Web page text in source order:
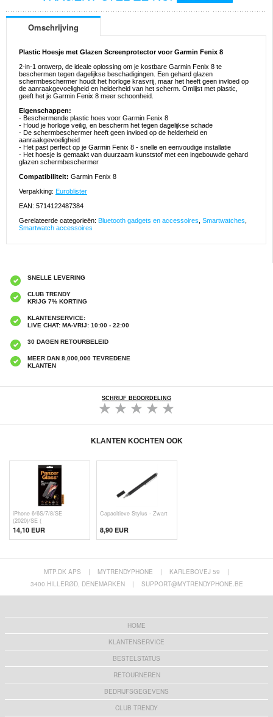
Omschrijving
Plastic Hoesje met Glazen Screenprotector voor Garmin Fenix 8
2-in-1 ontwerp, de ideale oplossing om je kostbare Garmin Fenix 8 te
beschermen tegen dagelijkse beschadigingen. Een gehard glazen
schermbeschermer houdt het horloge krasvrij, maar het heeft geen invloed op
de aanraakgevoeligheid en helderheid van het scherm. Omlijst met plastic,
geeft het je Garmin Fenix 8 meer schoonheid.
Eigenschappen:
- Beschermende plastic hoes voor Garmin Fenix 8
- Houd je horloge veilig, en bescherm het tegen dagelijkse schade
- De schermbeschermer heeft geen invloed op de helderheid en
aanraakgevoeligheid
- Het past perfect op je Garmin Fenix 8 - snelle en eenvoudige installatie
- Het hoesje is gemaakt van duurzaam kunststof met een ingebouwde gehard
glazen schermbeschermer
Compatibiliteit: Garmin Fenix 8
Verpakking: Euroblister
EAN: 5714122487384
Gerelateerde categorieën: Bluetooth gadgets en accessoires Smartwatches
Smartwatch accessoires
SNELLE LEVERING
CLUB TRENDY
KRIJG 7% KORTING
KLANTENSERVICE:
LIVE CHAT: MA-VRIJ: 10:00 - 22:00
30 DAGEN RETOURBELEID
MEER DAN 8,000,000 TEVREDENE
KLANTEN
SCHRIJF BEOORDELING
KLANTEN KOCHTEN OOK
iPhone 6/6S/7/8/SE
(2020)/SE (
14,10 EUR
Capacitieve Stylus - Zwart
8,90 EUR
MTP.DK APS | MYTRENDYPHONE | KARLEBOVEJ 59
|
3400 HILLERØD, DENEMARKEN
| SUPPORT@MYTRENDYPHONE.BE
HOME
KLANTENSERVICE
BESTELSTATUS
RETOURNEREN
BEDRIJFSGEGEVENS
CLUB TRENDY